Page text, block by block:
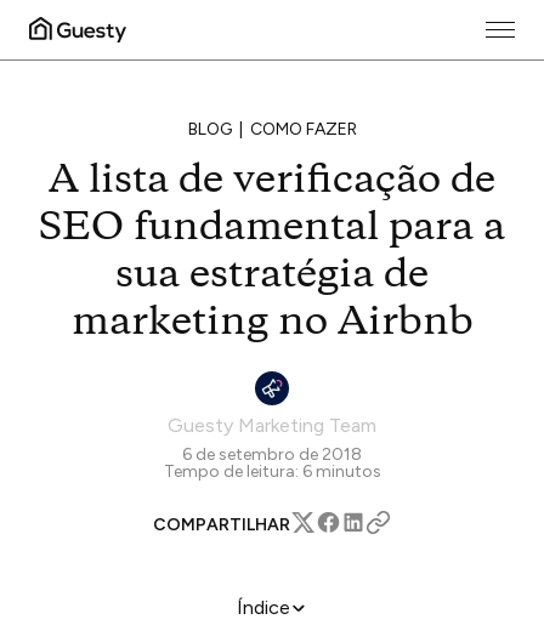
BLOG COMO FAZER
A lista de verificação de
SEO fundamental para a
sua estratégia de
marketing no Airbnb
Guesty Marketing Team
6 de setembro de 2018
Tempo de leitura: 6 minutos
COMPARTILHAR
Índice